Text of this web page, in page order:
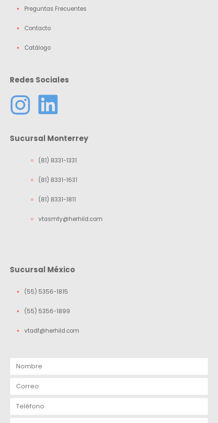
Preguntas Frecuentes
Contacto
Catálogo
Redes Sociales
Sucursal Monterrey
(81) 8331-1331
(81) 8331-1631
(81) 8331-1811
vtasmty@herhild.com
Sucursal México
(55) 5356-1815
(55) 5356-1899
vtadf@herhild.com